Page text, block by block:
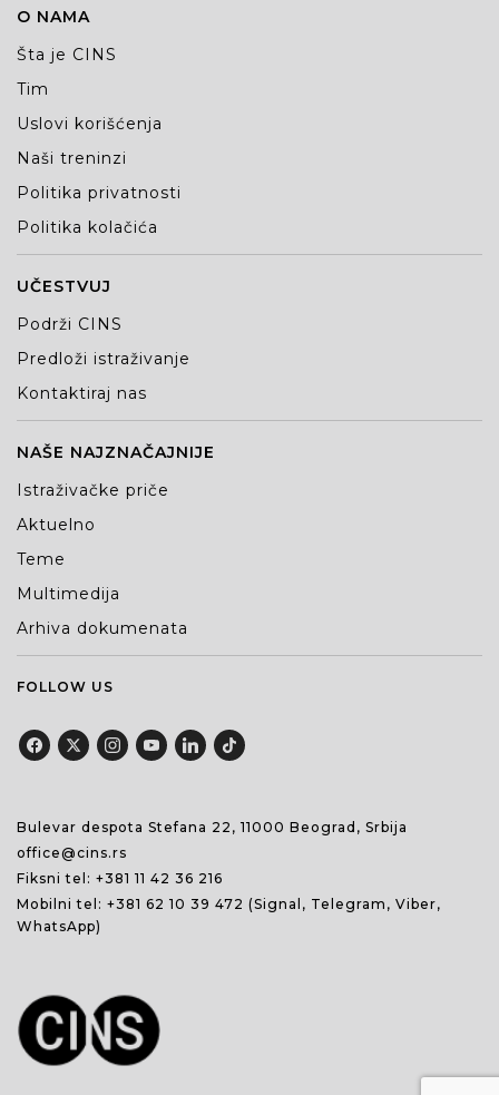
O NAMA
Šta je CINS
Tim
Uslovi korišćenja
Naši treninzi
Politika privatnosti
Politika kolačića
UČESTVUJ
Podrži CINS
Predloži istraživanje
Kontaktiraj nas
NAŠE NAJZNAČAJNIJE
Istraživačke priče
Aktuelno
Teme
Multimedija
Arhiva dokumenata
FOLLOW US
Bulevar despota Stefana 22, 11000 Beograd, Srbija
office@cins.rs
Fiksni tel: +381 11 42 36 216
Mobilni tel: +381 62 10 39 472 (Signal, Telegram, Viber,
WhatsApp)